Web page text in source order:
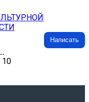
об
Написать
10